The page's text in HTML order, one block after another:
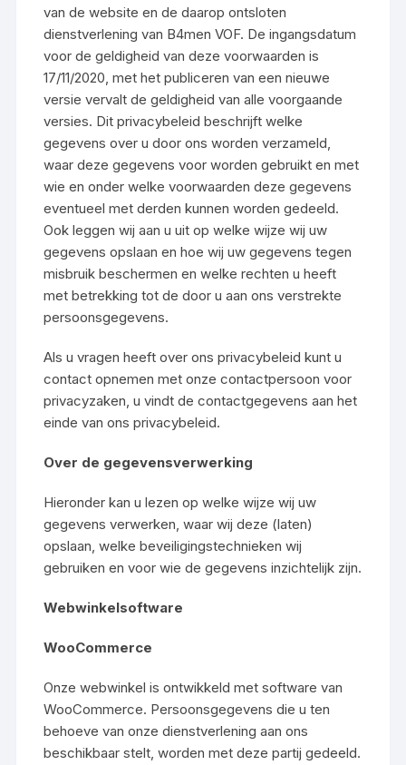
van de website en de daarop ontsloten
dienstverlening van B4men VOF. De ingangsdatum
voor de geldigheid van deze voorwaarden is
17/11/2020, met het publiceren van een nieuwe
versie vervalt de geldigheid van alle voorgaande
versies. Dit privacybeleid beschrijft welke
gegevens over u door ons worden verzameld,
waar deze gegevens voor worden gebruikt en met
wie en onder welke voorwaarden deze gegevens
eventueel met derden kunnen worden gedeeld.
Ook leggen wij aan u uit op welke wijze wij uw
gegevens opslaan en hoe wij uw gegevens tegen
misbruik beschermen en welke rechten u heeft
met betrekking tot de door u aan ons verstrekte
persoonsgegevens.
Als u vragen heeft over ons privacybeleid kunt u
contact opnemen met onze contactpersoon voor
privacyzaken, u vindt de contactgegevens aan het
einde van ons privacybeleid.
Over de gegevensverwerking
Hieronder kan u lezen op welke wijze wij uw
gegevens verwerken, waar wij deze (laten)
opslaan, welke beveiligingstechnieken wij
gebruiken en voor wie de gegevens inzichtelijk zijn.
Webwinkelsoftware
WooCommerce
Onze webwinkel is ontwikkeld met software van
WooCommerce. Persoonsgegevens die u ten
behoeve van onze dienstverlening aan ons
beschikbaar stelt, worden met deze partij gedeeld.